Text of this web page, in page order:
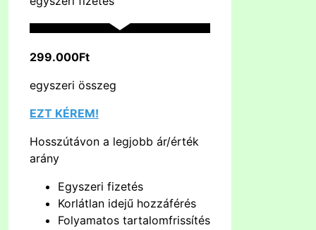
299.000Ft
egyszeri összeg
EZT KÉREM!
Hosszútávon a legjobb ár/érték
arány
Egyszeri fizetés
Korlátlan idejű hozzáférés
Folyamatos tartalomfrissítés